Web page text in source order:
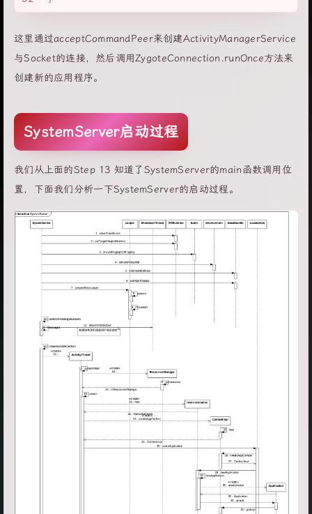
这里通过acceptCommandPeer来创建ActivityManagerService
与Socket的连接，然后调用ZygoteConnection.runOnce方法来
创建新的应用程序。
SystemServer启动过程
我们从上面的Step 13 知道了SystemServer的main函数调用位
置，下面我们分析一下SystemServer的启动过程。